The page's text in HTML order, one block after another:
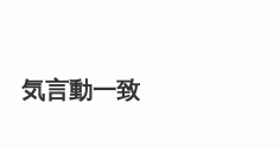
気言動一致